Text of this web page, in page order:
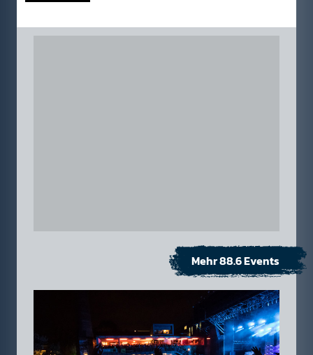
Mehr 88.6 Events